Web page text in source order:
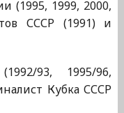
(1995, 1999, 2000,
СССР (1991) и
93, 1995/96,
Кубка СССР